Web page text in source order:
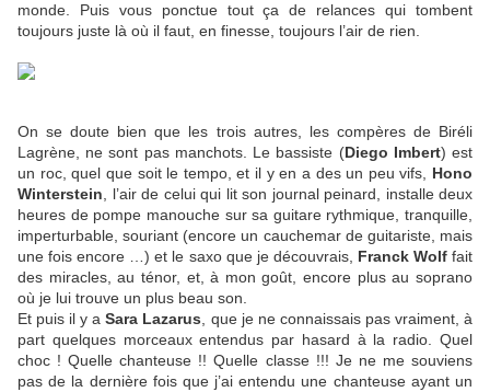
monde. Puis vous ponctue tout ça de relances qui tombent
toujours juste là où il faut, en finesse, toujours l’air de rien.
On se doute bien que les trois autres, les compères de Biréli
Lagrène, ne sont pas manchots. Le bassiste (Diego Imbert) est
un roc, quel que soit le tempo, et il y en a des un peu vifs, Hono
Winterstein , l’air de celui qui lit son journal peinard, installe deux
heures de pompe manouche sur sa guitare rythmique, tranquille,
imperturbable, souriant (encore un cauchemar de guitariste, mais
une fois encore …) et le saxo que je découvrais, Franck Wolffait
des miracles, au ténor, et, à mon goût, encore plus au soprano
où je lui trouve un plus beau son.
Et puis il y aSara Lazarus , que je ne connaissais pas vraiment, à
part quelques morceaux entendus par hasard à la radio. Quel
choc ! Quelle chanteuse !! Quelle classe !!! Je ne me souviens
pas de la dernière fois que j’ai entendu une chanteuse ayant un